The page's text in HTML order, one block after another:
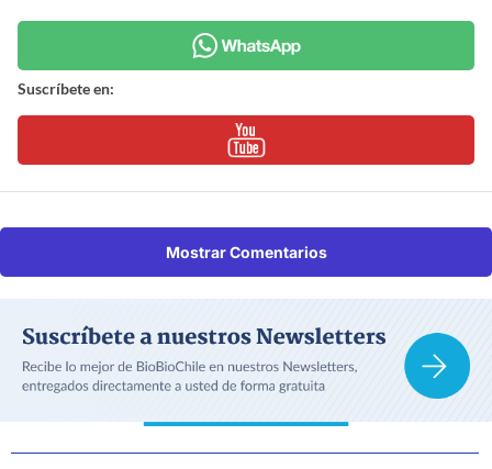
Suscríbete en:
Mostrar Comentarios